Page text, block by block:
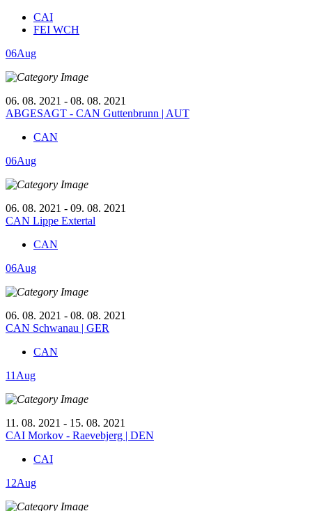
CAI
FEI WCH
06Aug
06. 08. 2021 - 08. 08. 2021
ABGESAGT - CAN Guttenbrunn | AUT
CAN
06Aug
06. 08. 2021 - 09. 08. 2021
CAN Lippe Extertal
CAN
06Aug
06. 08. 2021 - 08. 08. 2021
CAN Schwanau | GER
CAN
11 Aug
11. 08. 2021 - 15. 08. 2021
CAI Morkov - Raevebjerg | DEN
CAI
12Aug